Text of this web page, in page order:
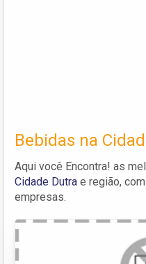
Bebidas na
Aqui você Encontra! as
Cidade Dutra e região,
empresas.